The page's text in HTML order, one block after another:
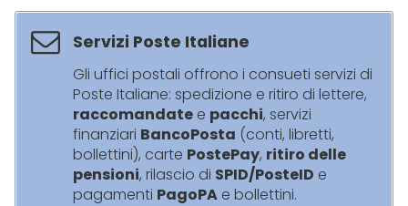
Servizi Poste Italiane
Gli uffici postali offrono i consueti servizi di
Poste Italiane: spedizione e ritiro di lettere,
raccomandate e pacchi, servizi
finanziari BancoPosta (conti, libretti,
bollettini), carte PostePay, ritiro delle
pensioni, rilascio di SPID/PosteID e
pagamenti PagoPA e bollettini.